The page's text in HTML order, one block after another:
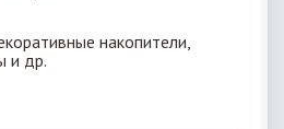
накопители,
и др.